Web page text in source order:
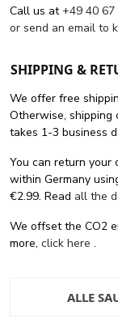
Call us at+49 40
or send an email to
SHIPPING &
We offer free
Otherwise,
takes 1-3 business
You can return your
within Germany
€2.99. Read all the
We offset the CO2
more, click here .
ALLE